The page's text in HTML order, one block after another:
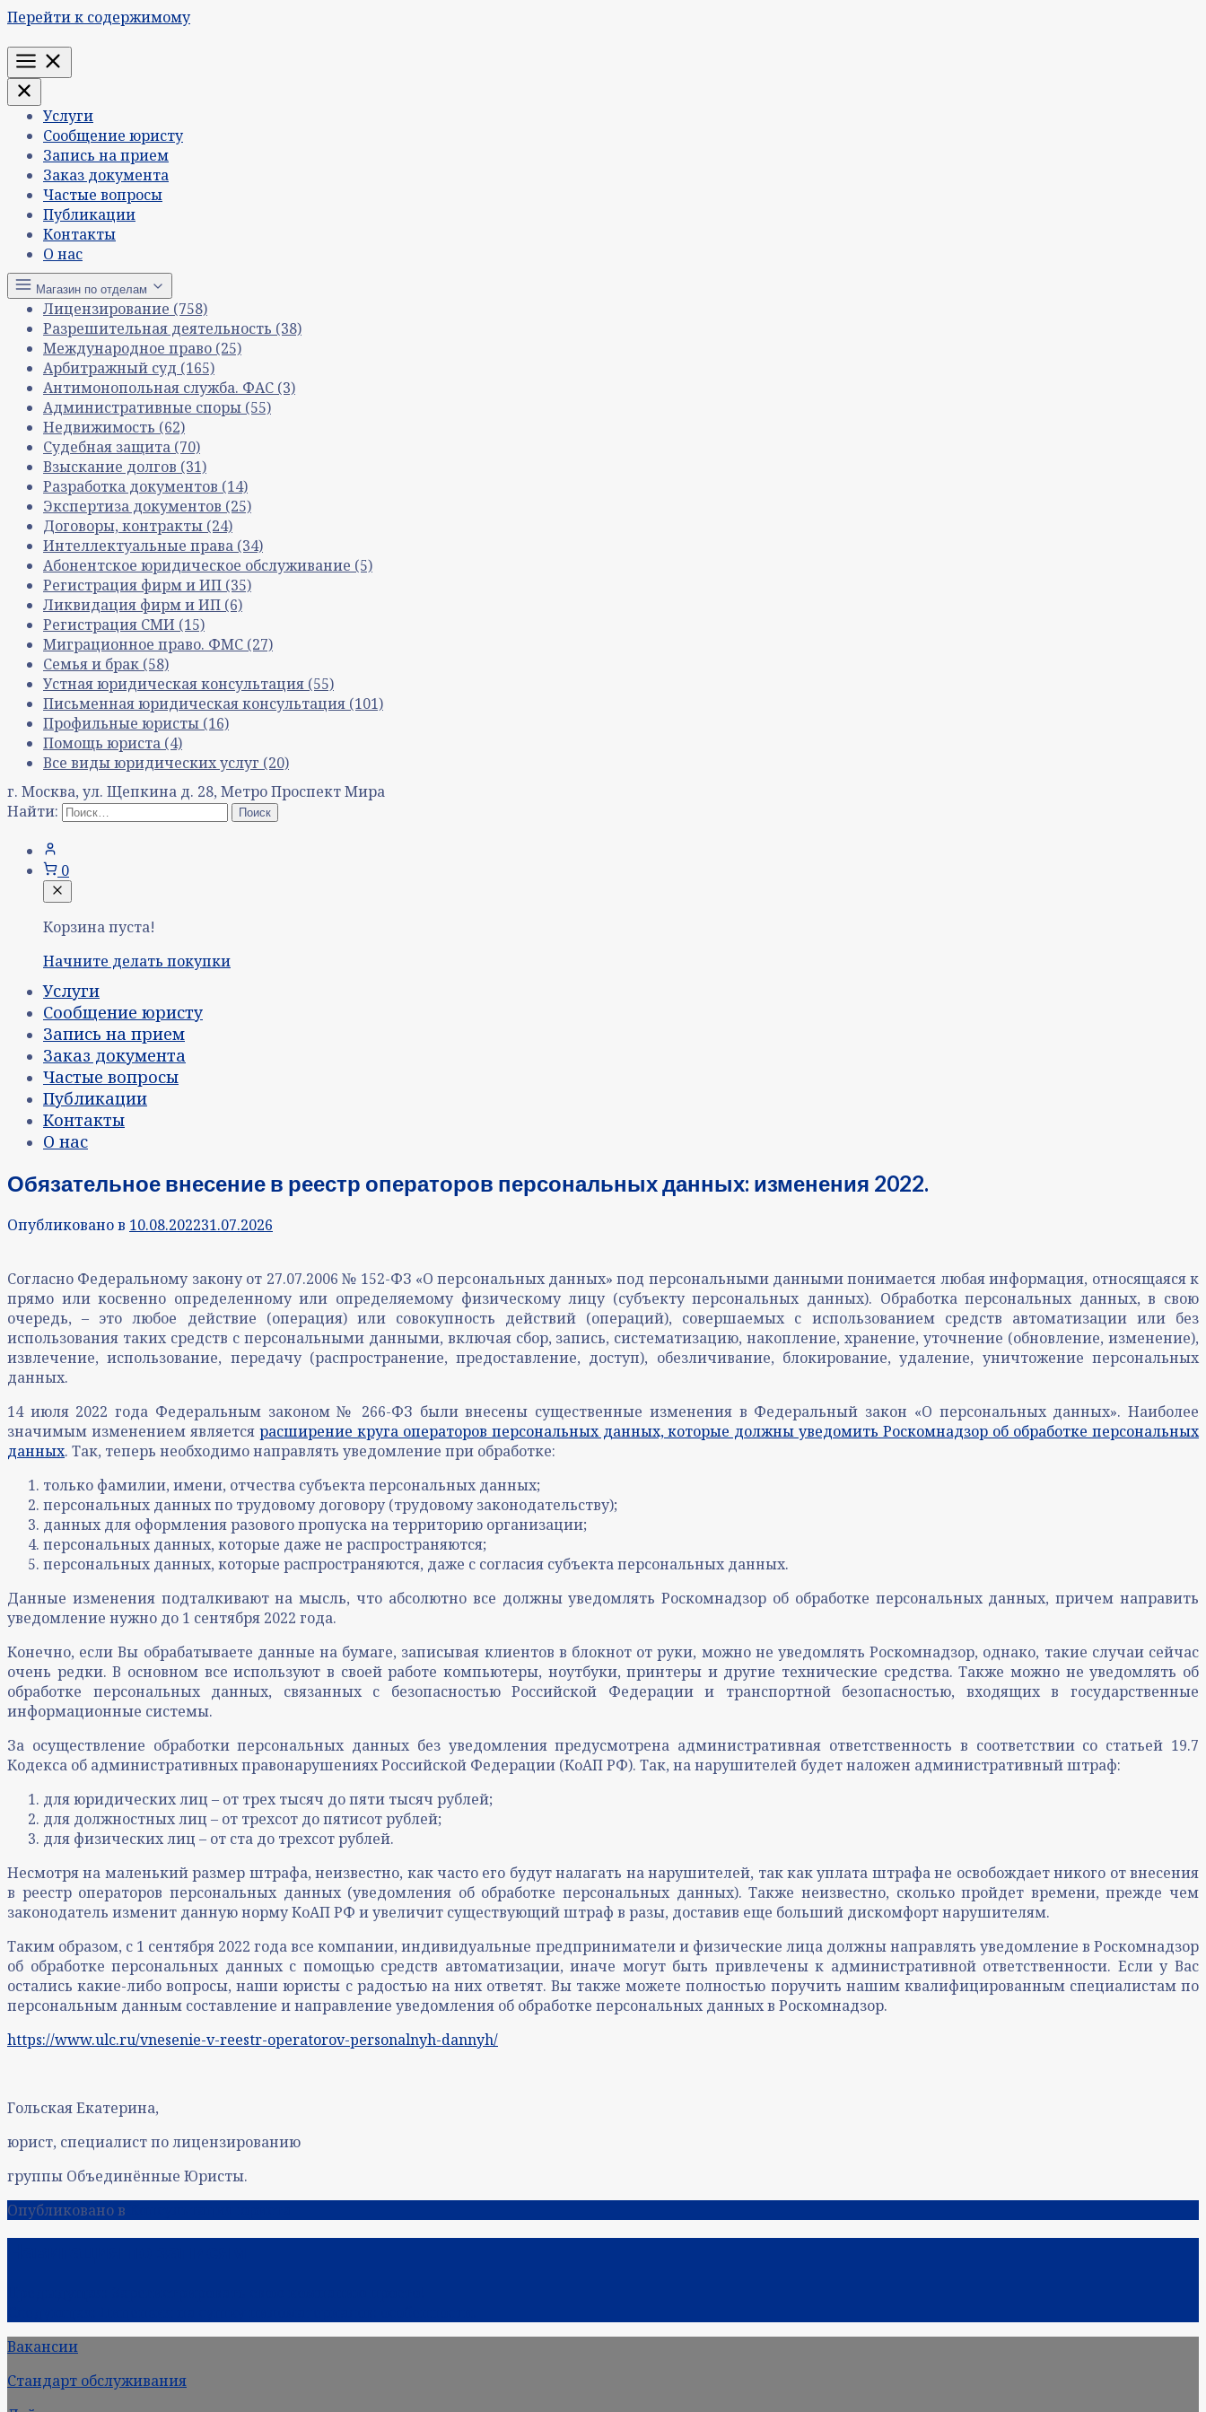
Перейти к содержимому
Меню
Услуги
Сообщение юристу
Запись на прием
Заказ документа
Частые вопросы
Публикации
Контакты
О нас
Магазин по отделам
Лицензирование (758)
Разрешительная деятельность (38)
Международное право (25)
Арбитражный суд (165)
Антимонопольная служба. ФАС (3)
Административные споры (55)
Недвижимость (62)
Судебная защита (70)
Взыскание долгов (31)
Разработка документов (14)
Экспертиза документов (25)
Договоры, контракты (24)
Интеллектуальные права (34)
Абонентское юридическое обслуживание (5)
Регистрация фирм и ИП (35)
Ликвидация фирм и ИП (6)
Регистрация СМИ (15)
Миграционное право. ФМС (27)
Семья и брак (58)
Устная юридическая консультация (55)
Письменная юридическая консультация (101)
Профильные юристы (16)
Помощь юриста (4)
Все виды юридических услуг (20)
г. Москва, ул. Щепкина д. 28, Метро Проспект Мира
Найти:
0
Корзина пуста!
Начните делать покупки
Услуги
Сообщение юристу
Запись на прием
Заказ документа
Частые вопросы
Публикации
Контакты
О нас
Обязательное внесение в реестр операторов персональных данных: изменения 2022.
Опубликовано в 10.08.202231.07.2026
Согласно Федеральному закону от 27.07.2006 № 152-ФЗ «О персональных данных» под персональными данными понимается любая информация, относящаяся к
прямо или косвенно определенному или определяемому физическому лицу (субъекту персональных данных). Обработка персональных данных, в свою
очередь, – это любое действие (операция) или совокупность действий (операций), совершаемых с использованием средств автоматизации или без
использования таких средств с персональными данными, включая сбор, запись, систематизацию, накопление, хранение, уточнение (обновление, изменение),
извлечение, использование, передачу (распространение, предоставление, доступ), обезличивание, блокирование, удаление, уничтожение персональных
данных.
14 июля 2022 года Федеральным законом № 266-ФЗ были внесены существенные изменения в Федеральный закон «О персональных данных». Наиболее
значимым изменением является расширение круга операторов персональных данных, которые должны уведомить Роскомнадзор об обработке персональных
данных. Так, теперь необходимо направлять уведомление при обработке:
только фамилии, имени, отчества субъекта персональных данных;
персональных данных по трудовому договору (трудовому законодательству);
данных для оформления разового пропуска на территорию организации;
персональных данных, которые даже не распространяются;
персональных данных, которые распространяются, даже с согласия субъекта персональных данных.
Данные изменения подталкивают на мысль, что абсолютно все должны уведомлять Роскомнадзор об обработке персональных данных, причем направить
уведомление нужно до 1 сентября 2022 года.
Конечно, если Вы обрабатываете данные на бумаге, записывая клиентов в блокнот от руки, можно не уведомлять Роскомнадзор, однако, такие случаи сейчас
очень редки. В основном все используют в своей работе компьютеры, ноутбуки, принтеры и другие технические средства. Также можно не уведомлять об
обработке персональных данных, связанных с безопасностью Российской Федерации и транспортной безопасностью, входящих в государственные
информационные системы.
За осуществление обработки персональных данных без уведомления предусмотрена административная ответственность в соответствии со статьей 19.7
Кодекса об административных правонарушениях Российской Федерации (КоАП РФ). Так, на нарушителей будет наложен административный штраф:
для юридических лиц – от трех тысяч до пяти тысяч рублей;
для должностных лиц – от трехсот до пятисот рублей;
для физических лиц – от ста до трехсот рублей.
Несмотря на маленький размер штрафа, неизвестно, как часто его будут налагать на нарушителей, так как уплата штрафа не освобождает никого от внесения
в реестр операторов персональных данных (уведомления об обработке персональных данных). Также неизвестно, сколько пройдет времени, прежде чем
законодатель изменит данную норму КоАП РФ и увеличит существующий штраф в разы, доставив еще больший дискомфорт нарушителям.
Таким образом, с 1 сентября 2022 года все компании, индивидуальные предприниматели и физические лица должны направлять уведомление в Роскомнадзор
об обработке персональных данных с помощью средств автоматизации, иначе могут быть привлечены к административной ответственности. Если у Вас
остались какие-либо вопросы, наши юристы с радостью на них ответят. Вы также можете полностью поручить нашим квалифицированным специалистам по
персональным данным составление и направление уведомления об обработке персональных данных в Роскомнадзор.
https://www.ulc.ru/vnesenie-v-reestr-operatorov-personalnyh-dannyh/
Гольская Екатерина,
юрист, специалист по лицензированию
группы Объединённые Юристы.
Опубликовано в
Вакансии
Стандарт обслуживания